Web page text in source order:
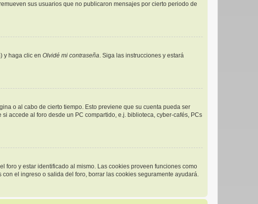
sus usuarios que no publicaron mensajes por cierto periodo de
y haga clic en Olvidé mi contraseña. Siga las instrucciones y estará
o al cabo de cierto tiempo. Esto previene que su cuenta pueda ser
accede al foro desde un PC compartido, e.j. biblioteca, cyber-cafés, PCs
foro y estar identificado al mismo. Las cookies proveen funciones como
el ingreso o salida del foro, borrar las cookies seguramente ayudará.